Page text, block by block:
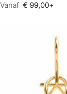
Vanaf € 99,00+